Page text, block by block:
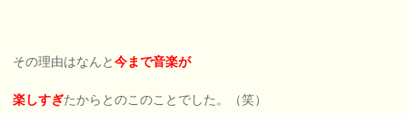
その理由はなんと今まで音楽が
楽しすぎたからとのこのことでした。（笑）